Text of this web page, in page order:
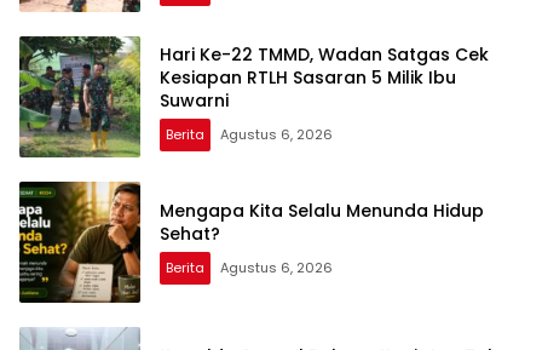
Hari Ke-22 TMMD, Wadan Satgas Cek
Kesiapan RTLH Sasaran 5 Milik Ibu
Suwarni
Berita Agustus 6, 2026
Mengapa Kita Selalu Menunda Hidup
Sehat?
Berita Agustus 6, 2026